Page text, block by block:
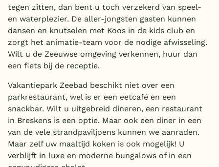
tegen zitten, dan bent u toch verzekerd van speel-
en waterplezier. De aller-jongsten gasten kunnen
dansen en knutselen met Koos in de kids club en
zorgt het animatie-team voor de nodige afwisseling.
Wilt u de Zeeuwse omgeving verkennen, huur dan
een fiets bij de receptie.
Vakantiepark Zeebad beschikt niet over een
parkrestaurant, wel is er een eetcafé en een
snackbar. Wilt u uitgebreid dineren, een restaurant
in Breskens is een optie. Maar ook een diner in een
van de vele strandpaviljoens kunnen we aanraden.
Maar zelf uw maaltijd koken is ook mogelijk! U
verblijft in luxe en moderne bungalows of in een